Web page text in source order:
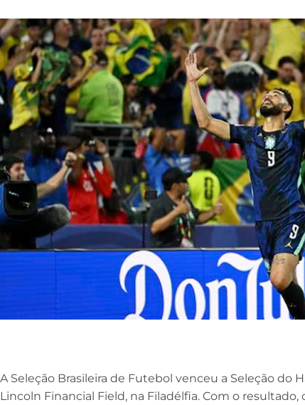
A Seleção Brasileira de Futebol venceu a Seleção do
Lincoln Financial Field, na Filadélfia. Com o resultado,